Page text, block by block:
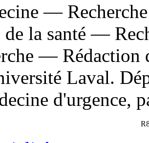
—
de la santé —
—
Laval.
d'urgence,